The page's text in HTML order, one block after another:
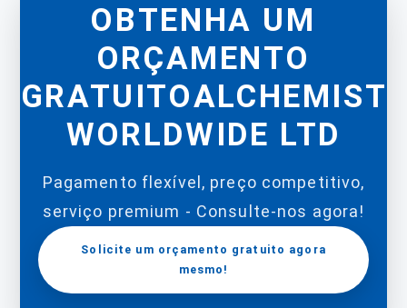
OBTENHA UM
ORÇAMENTO
GRATUITOALCHEMIST
WORLDWIDE LTD
Pagamento flexível, preço competitivo,
serviço premium - Consulte-nos agora!
Solicite um orçamento gratuito agora
mesmo!